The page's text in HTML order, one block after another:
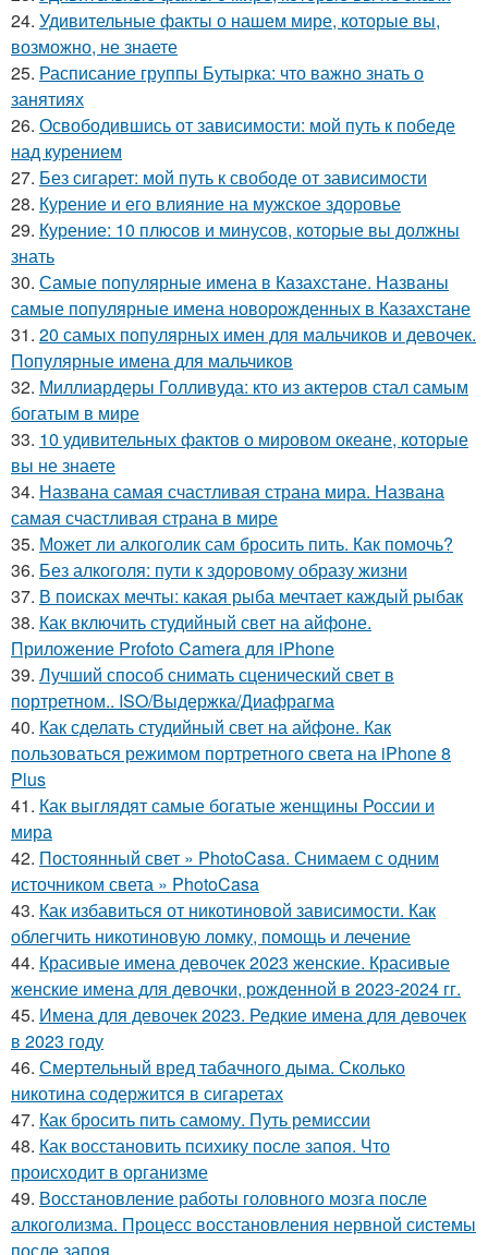
24. Удивительные факты о нашем мире, которые вы,
возможно, не знаете
25. Расписание группы Бутырка: что важно знать о
занятиях
26. Освободившись от зависимости: мой путь к победе
над курением
27. Без сигарет: мой путь к свободе от зависимости
28. Курение и его влияние на мужское здоровье
29. Курение: 10 плюсов и минусов, которые вы должны
знать
30. Самые популярные имена в Казахстане. Названы
самые популярные имена новорожденных в Казахстане
31. 20 самых популярных имен для мальчиков и девочек.
Популярные имена для мальчиков
32. Миллиардеры Голливуда: кто из актеров стал самым
богатым в мире
33. 10 удивительных фактов о мировом океане, которые
вы не знаете
34. Названа самая счастливая страна мира. Названа
самая счастливая страна в мире
35. Может ли алкоголик сам бросить пить. Как помочь?
36. Без алкоголя: пути к здоровому образу жизни
37. В поисках мечты: какая рыба мечтает каждый рыбак
38. Как включить студийный свет на айфоне.
Приложение Profoto Camera для iPhone
39. Лучший способ снимать сценический свет в
портретном.. ISO/Выдержка/Диафрагма
40. Как сделать студийный свет на айфоне. Как
пользоваться режимом портретного света на iPhone 8
Plus
41. Как выглядят самые богатые женщины России и
мира
42. Постоянный свет » PhotoCasa. Снимаем с одним
источником света » PhotoCasa
43. Как избавиться от никотиновой зависимости. Как
облегчить никотиновую ломку, помощь и лечение
44. Красивые имена девочек 2023 женские. Красивые
женские имена для девочки, рожденной в 2023-2024 гг.
45. Имена для девочек 2023. Редкие имена для девочек
в 2023 году
46. Смертельный вред табачного дыма. Сколько
никотина содержится в сигаретах
47. Как бросить пить самому. Путь ремиссии
48. Как восстановить психику после запоя. Что
происходит в организме
49. Восстановление работы головного мозга после
алкоголизма. Процесс восстановления нервной системы
после запоя